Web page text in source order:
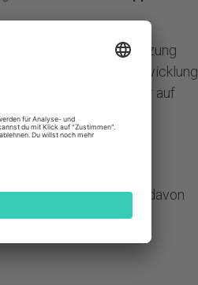
einer intensiven Nutzung
beschleunigt die Entwicklung
möchte, sollte daher auf
Handy
bemerkbar. Viele davon